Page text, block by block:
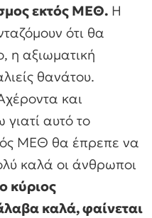
εκτός ΜΕΘ. Η
ότι θα
η αξιωματική
θανάτου.
και
αυτό το
ΜΕΘ θα έπρεπε να
καλά οι άνθρωποι
κύριος
καλά, φαίνεται